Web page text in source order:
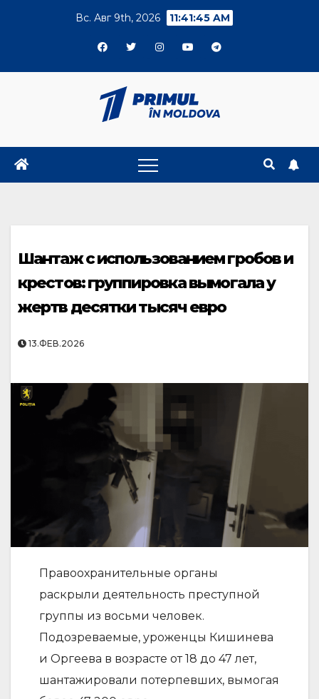
Вс. Авг 9th, 2026 11:41:46 AM
Шантаж с использованием гробов и
крестов: группировка вымогала у
жертв десятки тысяч евро
13.ФЕВ.2026
Правоохранительные органы
раскрыли деятельность преступной
группы из восьми человек.
Подозреваемые, уроженцы Кишинева
и Оргеева в возрасте от 18 до 47 лет,
шантажировали потерпевших, вымогая